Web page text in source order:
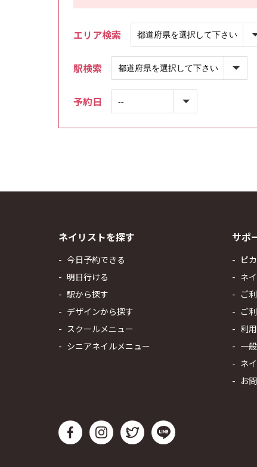
エリア検索
駅検索
予約日
ネイリストを探す
今日予約できる
明日行ける
駅から探す
デザインから探す
スクールメニュー
シニアネイルメニュー
サポ
ピ
ネ
ご
ご
利
一
ネ
お